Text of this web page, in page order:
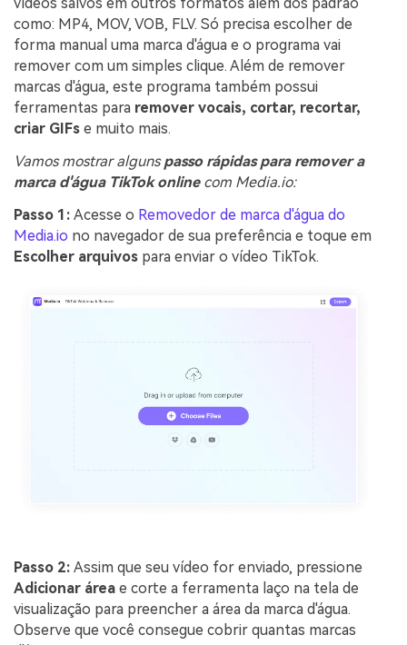
como: MP4, MOV, VOB, FLV. Só precisa escolher de
forma manual uma marca d'água e o programa vai
remover com um simples clique. Além de remover
marcas d'água, este programa também possui
ferramentas para remover vocais, cortar, recortar,
criar GIFs e muito mais.
Vamos mostrar algunspasso rápidas para remover a
marca d'água TikTok onlinecom Media.io:
Passo 1: Acesse o Removedor de marca d'água do
Media.io no navegador de sua preferência e toque em
Escolher arquivos para enviar o vídeo TikTok.
Passo 2: Assim que seu vídeo for enviado, pressione
Adicionar área e corte a ferramenta laço na tela de
visualização para preencher a área da marca d'água.
Observe que você consegue cobrir quantas marcas